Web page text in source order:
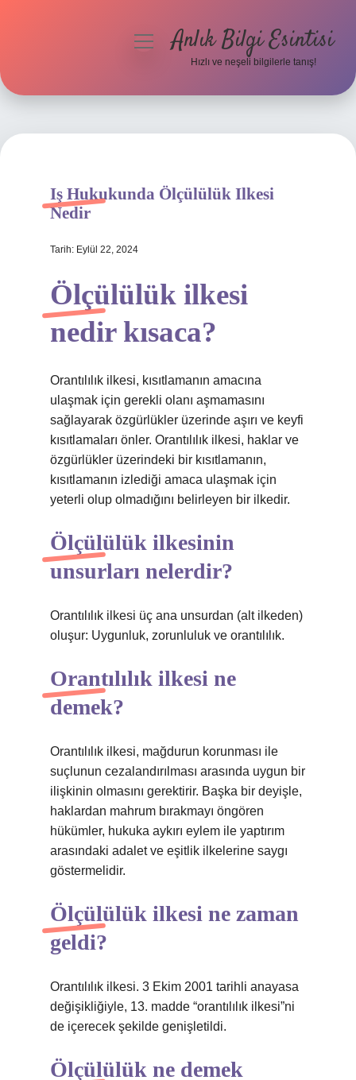
Hakkımızda
menüyüAnlık Bilgi Esintisi
Hızlı ve neşeli bilgilerle tanış!
Iş Hukukunda Ölçülülük Ilkesi
Nedir
Tarih: Eylül 22, 2024
Ölçülülük ilkesi
nedir kısaca?
Orantılılık ilkesi, kısıtlamanın amacına
ulaşmak için gerekli olanı aşmamasını
sağlayarak özgürlükler üzerinde aşırı ve keyfi
kısıtlamaları önler. Orantılılık ilkesi, haklar ve
özgürlükler üzerindeki bir kısıtlamanın,
kısıtlamanın izlediği amaca ulaşmak için
yeterli olup olmadığını belirleyen bir ilkedir.
Ölçülülük ilkesinin
unsurları nelerdir?
Orantılılık ilkesi üç ana unsurdan (alt ilkeden)
oluşur: Uygunluk, zorunluluk ve orantılılık.
Orantılılık ilkesi ne
demek?
Orantılılık ilkesi, mağdurun korunması ile
suçlunun cezalandırılması arasında uygun bir
ilişkinin olmasını gerektirir. Başka bir deyişle,
haklardan mahrum bırakmayı öngören
hükümler, hukuka aykırı eylem ile yaptırım
arasındaki adalet ve eşitlik ilkelerine saygı
göstermelidir.
Ölçülülük ilkesi ne zaman
geldi?
Orantılılık ilkesi. 3 Ekim 2001 tarihli anayasa
değişikliğiyle, 13. madde “orantılılık ilkesi”ni
de içerecek şekilde genişletildi.
Ölçülülük ne demek